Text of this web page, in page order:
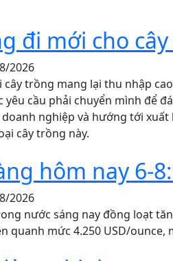
đi mới cho
2026
cây trồng mang lại thu nhập
cầu phải chuyển mình để
nghiệp và hướng tới
cây trồng này.
hôm nay 6-
2026
nước sáng nay đồng loạt
quanh mức 4.250 USD/